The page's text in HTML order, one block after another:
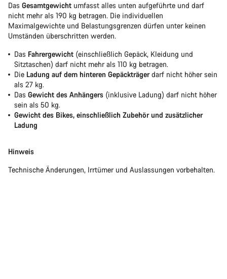
Das Gesamtgewicht umfasst alles unten aufgeführte und darf
nicht mehr als 190 kg betragen. Die individuellen
Maximalgewichte und Belastungsgrenzen dürfen unter keinen
Umständen überschritten werden.
Das Fahrergewicht (einschließlich Gepäck, Kleidung und
Sitztaschen) darf nicht mehr als 110 kg betragen.
Die Ladung auf dem hinteren Gepäckträgerdarf nicht höher sein
als 27 kg.
Das Gewicht des Anhängers (inklusive Ladung) darf nicht höher
sein als 50 kg.
Gewicht des Bikes, einschließlich Zubehör und zusätzlicher
Ladung
Hinweis
Technische Änderungen, Irrtümer und Auslassungen vorbehalten.